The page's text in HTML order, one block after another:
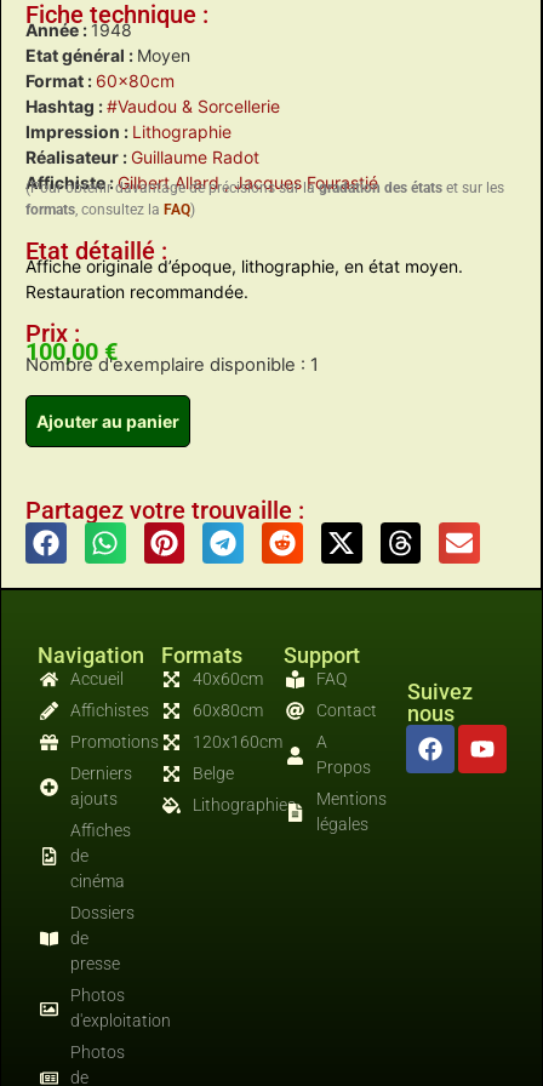
Fiche technique :
Année : 1948
Etat général : Moyen
Format : 60x80cm
Hashtag :#Vaudou & Sorcellerie
Impression : Lithographie
Réalisateur :Guillaume Radot
Affichiste :Gilbert Allard, Jacques Fourastié
(Pour obtenir davantage de précisions sur lagradation des états et sur les
formats, consultez la FAQ)
Etat détaillé :
Affiche originale d’époque, lithographie, en état moyen.
Restauration recommandée.
Prix :
100,00 €
Nombre d'exemplaire disponible : 1
Ajouter au panier
Partagez votre trouvaille :
Navigation
Accueil
Affichistes
Promotions
Derniers
ajouts
Affiches
de
cinéma
Dossiers
de
presse
Photos
d'exploitation
Photos
de
Formats
40x60cm
60x80cm
120x160cm
Belge
Lithographies
Support
FAQ
Contact
A
Propos
Mentions
légales
Suivez
nous